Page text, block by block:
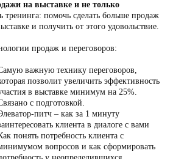
на выставке и не только
тренинга: помочь сделать больше продаж
и получить от этого удовольствие.
продаж и переговоров:
важную технику переговоров,
позволит увеличить эффективность
в выставке минимум на 25%.
с подготовкой.
питч – как за 1 минуту
клиента в диалоге с вами
понять потребность клиента с
вопросов и как сформировать
КАНАЛ
И БУДЬТЕ В КУРСЕ
ИДЕЙ НАШЕЙ